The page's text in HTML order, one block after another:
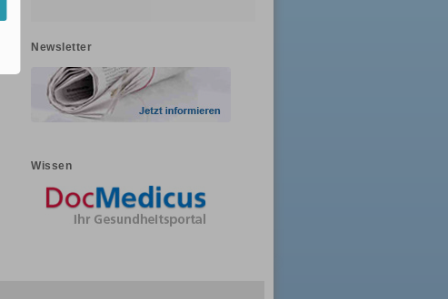
Newsletter
Wissen